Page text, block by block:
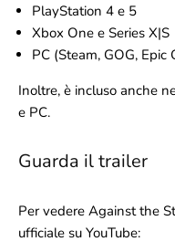
PlayStation 4 e 5
Xbox One e Series X|S
PC (Steam, GOG, Epic
Inoltre, è incluso anche
e PC.
Guarda il trailer
Per vedere Against the
ufficiale su YouTube: